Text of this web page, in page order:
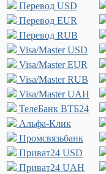
Перевод USD
Перевод EUR
Перевод RUB
Visa/Master USD
Visa/Master EUR
Visa/Master RUB
Visa/Master UAH
ТелеБанк ВТБ24
Альфа-Клик
Промсвязьбанк
Приват24 USD
Приват24 UAH